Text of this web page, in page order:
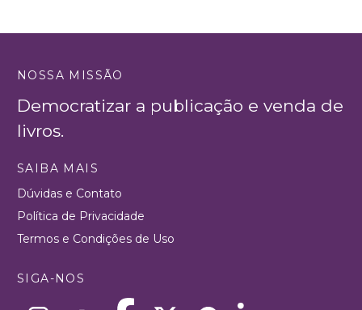
NOSSA MISSÃO
Democratizar a publicação e venda de
livros.
SAIBA MAIS
Dúvidas e Contato
Política de Privacidade
Termos e Condições de Uso
SIGA-NOS